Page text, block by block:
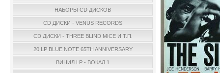
НАБОРЫ CD ДИСКОВ
CD ДИСКИ - VENUS RECORDS
CD ДИСКИ - THREE BLIND MICE И Т.П.
20 LP BLUE NOTE 65TH ANNIVERSARY
ВИНИЛ LP - ВОКАЛ 1